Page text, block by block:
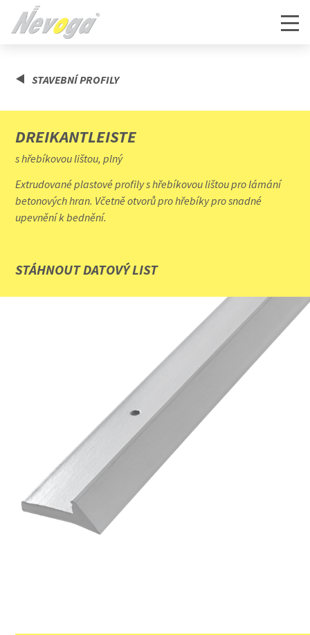
STAVEBNÍ PROFILY
DREIKANTLEISTE
s hřebíkovou lištou, plný
Extrudované plastové profily s hřebíkovou lištou pro lámání
betonových hran. Včetně otvorů pro hřebíky pro snadné
upevnění k bednění.
STÁHNOUT DATOVÝ LIST